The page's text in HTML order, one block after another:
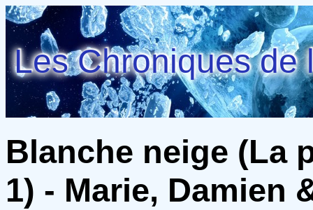
Les Chroniques de
Blanche neige (La
1) - Marie, Damien